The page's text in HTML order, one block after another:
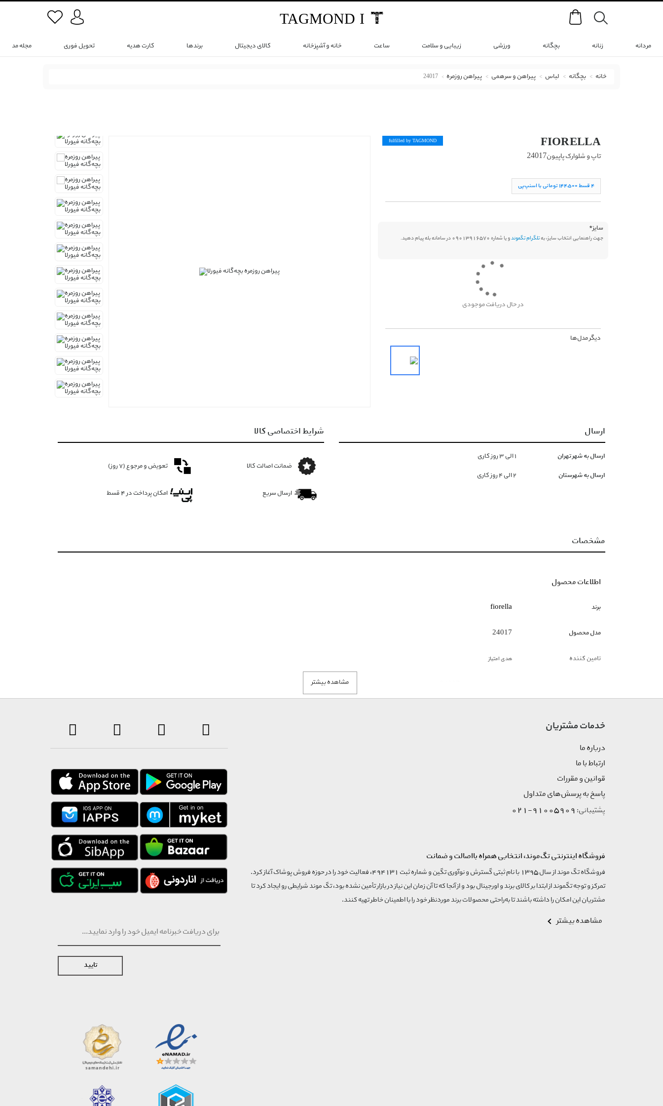
Search
TAGMOND I
مردانه زنانه بچگانه ورزشی زیبایی و سلامت ساعت خانه و آشپزخانه کالای دیجیتال برندها کارت هدیه تحویل فوری مجله مد
خانه بچگانه لباس پیراهن و سرهمی پیراهن روزمره 24017
FIORELLA
تاپ و شلوارک پاپیون24017
fulfilled by TAGMOND
۴ قسط ١۴۴,۵۰۰ تومانی با اسنپ‌پی
سایز*
جهت راهنمایی انتخاب سایز، بهتلگرام تگموندو یا شماره 09013916570 در سامانه بله پیام دهید.
در حال دریافت موجودی
دیگر مدل‌ها
ارسال
ارسال به شهر تهران ١ الی ۳ روز کاری
ارسال به شهرستان ۲ الی ۴ روز کاری
شرایط اختصاصی کالا
ضمانت اصالت کالا تعویض و مرجوع (۷ روز)
ارسال سریع امکان پرداخت در 4 قسط
مشخصات
مشاهده بیشتر
اطلاعات محصول
برند fiorella
مدل محصول 24017
تامین کننده هدی امتیاز
گروه بندی محصول
رنگ محصول
تایید
خدمات مشتریان
درباره ما
ارتباط با ما
قوانین و مقررات
پاسخ به پرسش‌های متداول
پشتیبانی: 91005909-021
فروشگاه اینترنتی تگ‌موند، انتخابی همراه بااصالت و ضمانت
فروشگاه تگ موند از سال 1395 با نام ثبتی گسترش و نوآوری تگین و شماره ثبت 494131، فعالیت خود را در حوزه فروش پوشاک آغاز کرد.
تمرکز و توجه تگموند از ابتدا بر کالای برند و اورجینال بود و از آنجا که تا آن زمان این نیاز در بازار تأمین نشده بود، تگ موند شرایطی رو ایجاد کرد تا
مشتریان این امکان را داشته باشند تا به‌راحتی محصولات برند مورد‌نظر خود را با اطمینان خاطر تهیه کنند.
مشاهده بیشتر